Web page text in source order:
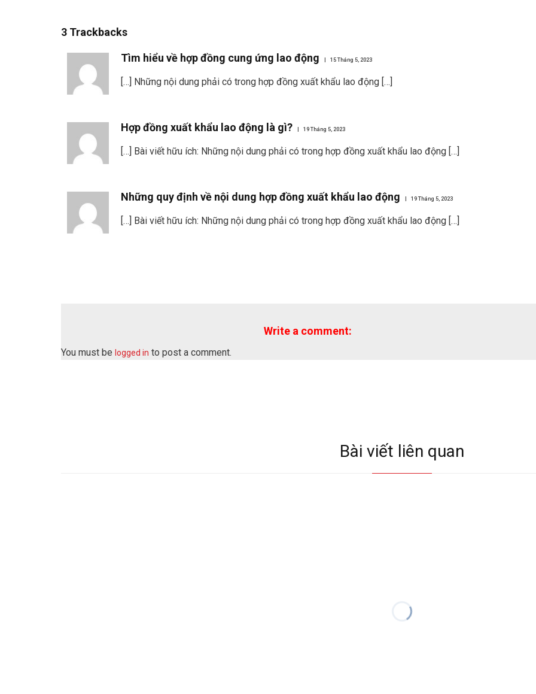
3 Trackbacks
Tìm hiểu về hợp đồng cung ứng lao động 15 Tháng 5, 2023
[…] Những nội dung phải có trong hợp đồng xuất khẩu lao động […]
Hợp đồng xuất khẩu lao động là gì? 19 Tháng 5, 2023
[…] Bài viết hữu ích: Những nội dung phải có trong hợp đồng xuất khẩu lao động […]
Những quy định về nội dung hợp đồng xuất khẩu lao động 19 Tháng 5, 2023
[…] Bài viết hữu ích: Những nội dung phải có trong hợp đồng xuất khẩu lao động […]
Write a comment:
You must be logged in to post a comment.
Bài viết liên quan